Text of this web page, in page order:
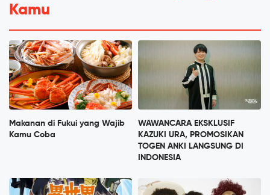
Kamu
Makanan di Fukui yang Wajib
Kamu Coba
WAWANCARA EKSKLUSIF
KAZUKI URA, PROMOSIKAN
TOGEN ANKI LANGSUNG DI
INDONESIA